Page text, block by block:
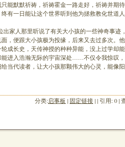
能默默祈祷，祈祷霍金一路走好，祈祷并期
有一日能让这个世界听到他为拯救教化世道
家人那里听说了有关大小孩的一些神奇事迹
，便跟大小孩极为投缘，后来又去过多次。
成长史，天传神授的种种异能，没上过学却
能进入浩瀚无际的宇宙深处……不仅令我惊叹
当代读者，让大小孩那颗伟大的心灵，能像
分类:启事板 | 固定链接| | 引用: 0 |